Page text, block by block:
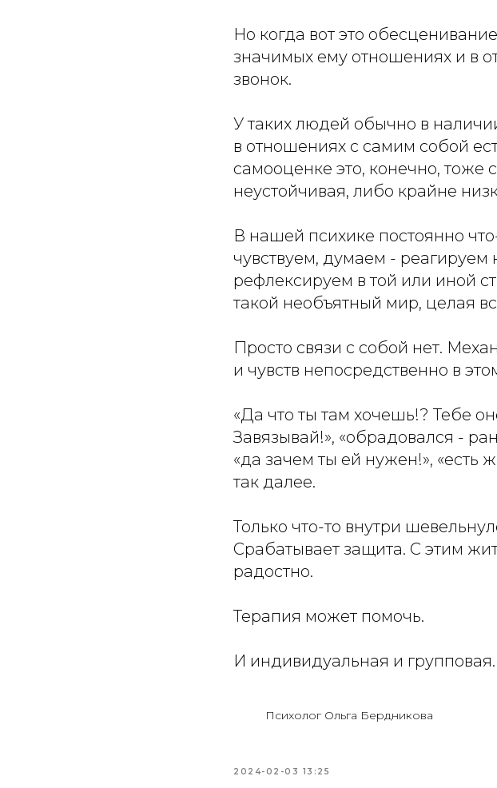
Но когда вот это
значимых ему отношениях и в
звонок.
У таких людей обычно в
в отношениях с самим собой
самооценке это, конечно, тоже
неустойчивая, либо крайне
В нашей психике постоянно
чувствуем, думаем -
рефлексируем в той или иной
такой необъятный мир, целая
Просто связи с собой нет.
и чувств непосредственно в
«Да что ты там хочешь!? Тебе
Завязывай!», «обрадовался -
«да зачем ты ей нужен!»,
так далее.
Только что-то внутри
Срабатывает защита. С этим
радостно.
Терапия может помочь.
И индивидуальная и групповая.
Психолог Ольга Бердникова
2024-02-03 13:25